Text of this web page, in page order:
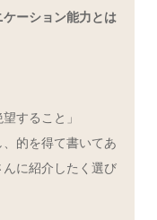
ーション能力とは
すること」
的を得て書いてあ
に紹介したく選び